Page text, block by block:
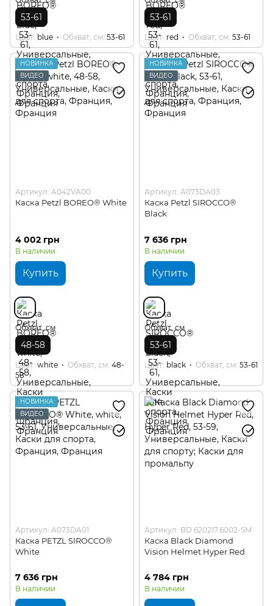
53-61
Цвет blue Обхват, см 53-61
53-61
Цвет red Обхват, см 53-61
НОВИНКА
ВИДЕО
Артикул: A042VA00
Каска Petzl BOREO® White
4 002 грн
В наличии
Купить
Обхват, см
48-58
Цвет white Обхват, см 48-
58
НОВИНКА
ВИДЕО
Артикул: A073DA03
Каска Petzl SIROCCO®
Black
7 636 грн
В наличии
Купить
Обхват, см
53-61
Цвет black Обхват, см 53-61
НОВИНКА
ВИДЕО
Артикул: A073DA01
Каска PETZL SIROCCO®
White
7 636 грн
В наличии
Артикул: BD 620217.6002-SM
Каска Black Diamond
Vision Helmet Hyper Red
4 784 грн
В наличии